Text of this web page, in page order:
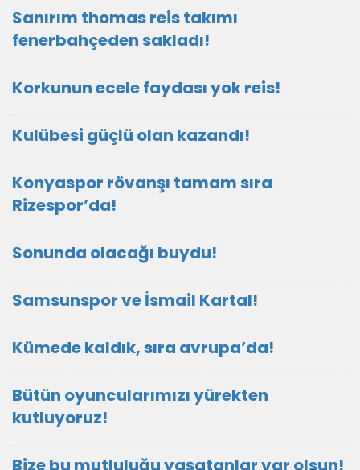
Sanırım thomas reis takımı
fenerbahçeden sakladı!
Korkunun ecele faydası yok reis!
Kulübesi güçlü olan kazandı!
Konyaspor rövanşı tamam sıra
Rizespor’da!
Sonunda olacağı buydu!
Samsunspor ve İsmail Kartal!
Kümede kaldık, sıra avrupa’da!
Bütün oyuncularımızı yürekten
kutluyoruz!
Bize bu mutluluğu yaşatanlar var olsun!